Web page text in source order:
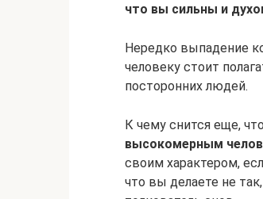
что вы сильны и
Нередко выпадение
человеку стоит
посторонних людей.
К чему снится еще,
высокомерным
своим характером,
что вы делаете не